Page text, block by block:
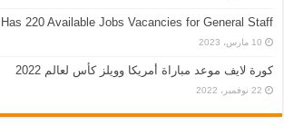
220 Available Jobs Vacancies for General Staff
10 مارس، 2023
كورة لايف موعد مباراة أمريكا وويلز كأس لعالم 2022
22 نوفمبر، 2022